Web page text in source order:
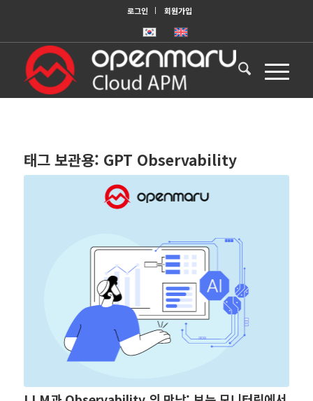
로그인 회원가입
태그 보관용: GPT Observability